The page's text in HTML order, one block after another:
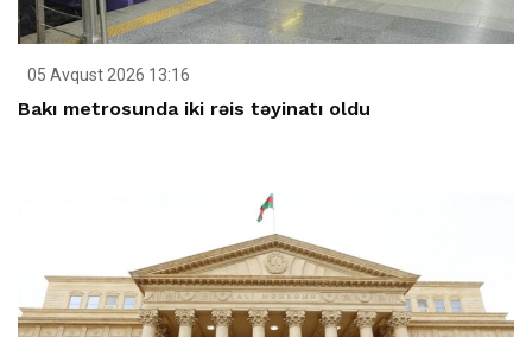
05 Avqust 2026 13:16
Bakı metrosunda iki rəis təyinatı oldu